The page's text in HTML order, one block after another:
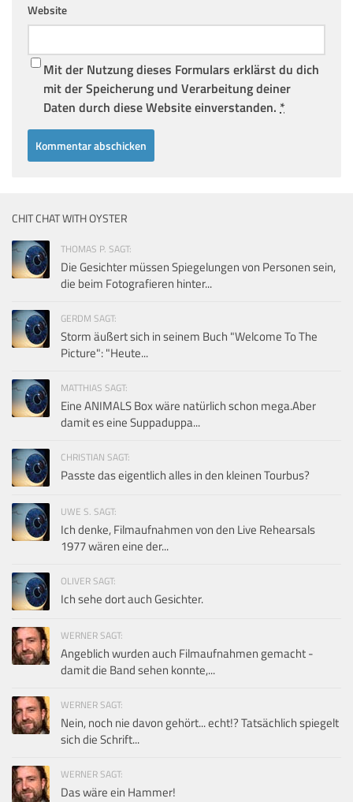
Website
Mit der Nutzung dieses Formulars erklärst du dich
mit der Speicherung und Verarbeitung deiner
Daten durch diese Website einverstanden. *
CHIT CHAT WITH OYSTER
THOMAS P. SAGT:
Die Gesichter müssen Spiegelungen von Personen sein,
die beim Fotografieren hinter...
GERDM SAGT:
Storm äußert sich in seinem Buch "Welcome To The
Picture": "Heute...
MATTHIAS SAGT:
Eine ANIMALS Box wäre natürlich schon mega.Aber
damit es eine Suppaduppa...
CHRISTIAN SAGT:
Passte das eigentlich alles in den kleinen Tourbus?
UWE S. SAGT:
Ich denke, Filmaufnahmen von den Live Rehearsals
1977 wären eine der...
OLIVER SAGT:
Ich sehe dort auch Gesichter.
WERNER SAGT:
Angeblich wurden auch Filmaufnahmen gemacht -
damit die Band sehen konnte,...
WERNER SAGT:
Nein, noch nie davon gehört... echt!? Tatsächlich spiegelt
sich die Schrift...
WERNER SAGT:
Das wäre ein Hammer!